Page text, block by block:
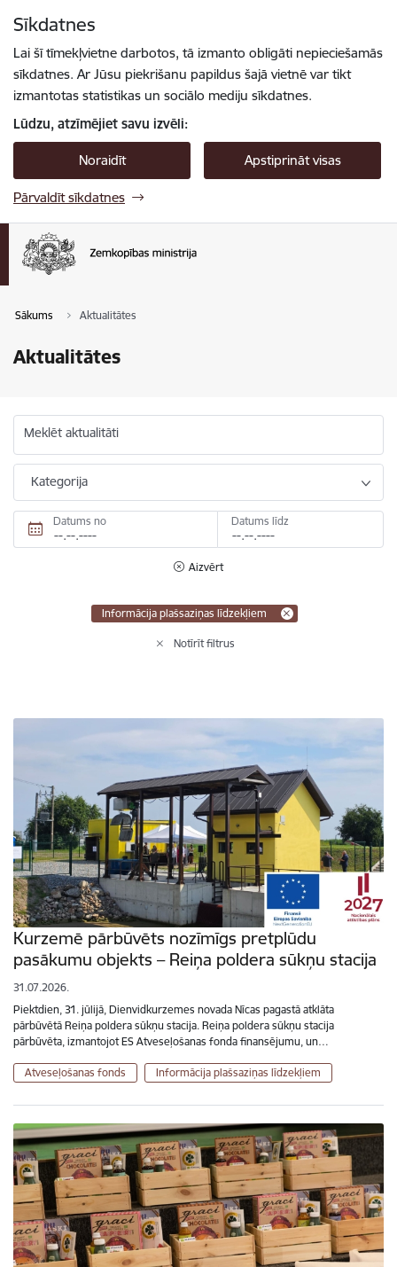
Sīkdatnes
Lai šī tīmekļvietne darbotos, tā izmanto obligāti nepieciešamās
sīkdatnes. Ar Jūsu piekrišanu papildus šajā vietnē var tikt
izmantotas statistikas un sociālo mediju sīkdatnes.
Lūdzu, atzīmējiet savu izvēli:
Noraidīt Apstiprināt visas
Pārvaldīt sīkdatnes
Sākums Aktualitātes
Aktualitātes
Meklēt aktualitāti
Kategorija
Datums no Datums līdz
Aizvērt
Informācija plašsaziņas līdzekļiem
Notīrīt filtrus
Kurzemē pārbūvēts nozīmīgs pretplūdu
pasākumu objekts – Reiņa poldera sūkņu stacija
31.07.2026.
Piektdien, 31. jūlijā, Dienvidkurzemes novada Nīcas pagastā atklāta
pārbūvētā Reiņa poldera sūkņu stacija. Reiņa poldera sūkņu stacija
pārbūvēta, izmantojot ES Atveseļošanas fonda finansējumu, un…
Atveseļošanas fonds Informācija plašsaziņas līdzekļiem